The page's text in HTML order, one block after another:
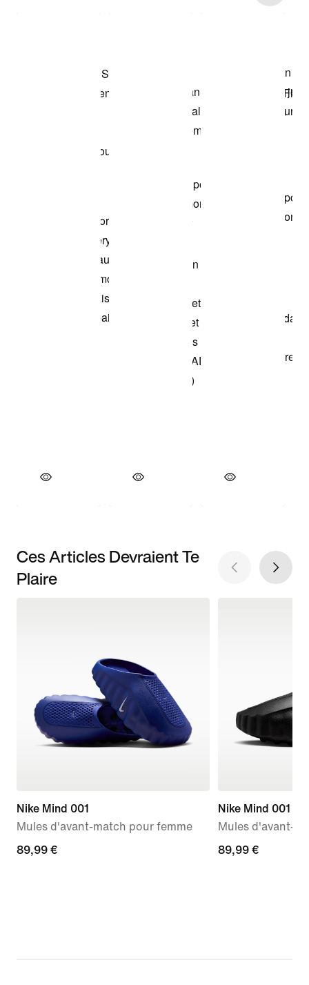
Ces Articles Devraient Te
Plaire
Nike Mind 001
Mules d'avant-match pour femme
89,99 €
89,99 €
Nike Mind 001
Mules d'avant-
89,99 €
89,99 €